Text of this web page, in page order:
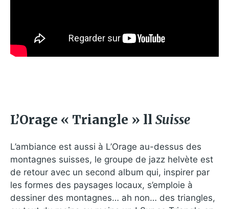
L’Orage « Triangle » ll Suisse
L’ambiance est aussi à L’Orage au-dessus des
montagnes suisses, le groupe de jazz helvète est
de retour avec un second album qui, inspirer par
les formes des paysages locaux, s’emploie à
dessiner des montagnes… ah non… des triangles,